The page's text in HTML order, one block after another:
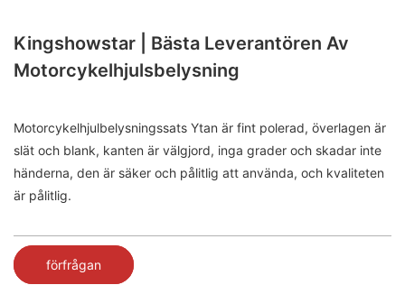
Kingshowstar | Bästa Leverantören Av
Motorcykelhjulsbelysning
Motorcykelhjulbelysningssats Ytan är fint polerad, överlagen är
slät och blank, kanten är välgjord, inga grader och skadar inte
händerna, den är säker och pålitlig att använda, och kvaliteten
är pålitlig.
förfrågan